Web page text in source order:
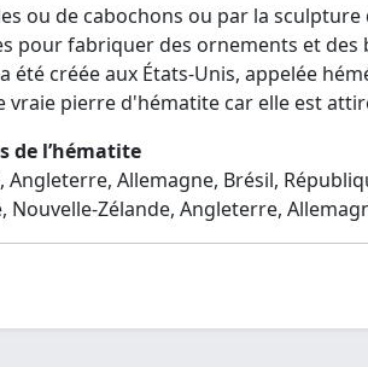
ou de cabochons ou par la sculpture
pour fabriquer des ornements et des
été créée aux États-Unis, appelée
vraie pierre d'hématite car elle est
de l’hématite
Angleterre, Allemagne, Brésil,
Nouvelle-Zélande, Angleterre,